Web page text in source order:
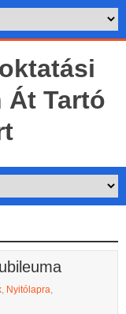
Át Tartó
, Nyitólapra,